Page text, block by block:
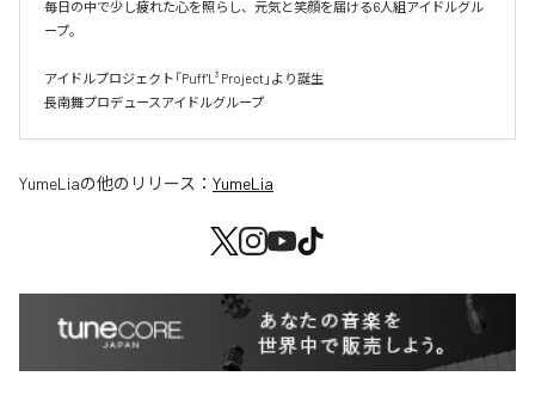
毎日の中で少し疲れた心を照らし、元気と笑顔を届ける6人組アイドルグル
ープ。
アイドルプロジェクト「Puff'L³ Project」より誕生
長南舞プロデュースアイドルグループ
YumeLiaの他のリリース： YumeLia